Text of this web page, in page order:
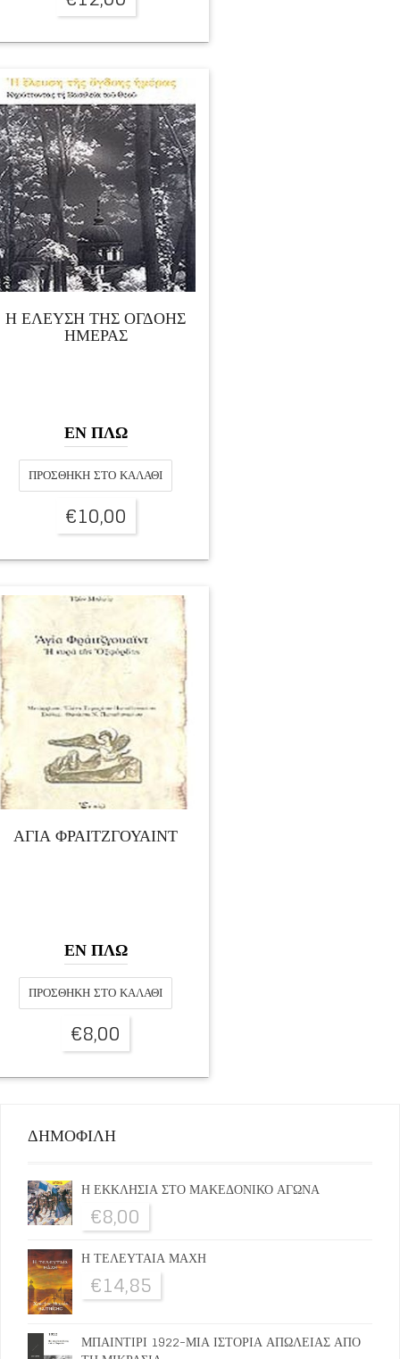
Η ΕΛΕΥΣΗ ΤΗΣ ΟΓΔΟΗΣ
ΗΜΕΡΑΣ
ΕΝ ΠΛΩ
ΠΡΟΣΘΉΚΗ ΣΤΟ ΚΑΛΆΘΙ
€10,00
ΑΓΙΑ ΦΡΑΙΤΖΓΟΥΑΙΝΤ
ΕΝ ΠΛΩ
ΠΡΟΣΘΉΚΗ ΣΤΟ ΚΑΛΆΘΙ
€8,00
ΔΗΜΟΦΙΛΗ
Η ΕΚΚΛΗΣΙΑ ΣΤΟ ΜΑΚΕΔΟΝΙΚΟ ΑΓΩΝΑ
€8,00
Η ΤΕΛΕΥΤΑΙΑ ΜΑΧΗ
€14,85
ΜΠΑΙΝΤΙΡΙ 1922-ΜΙΑ ΙΣΤΟΡΙΑ ΑΠΩΛΕΙΑΣ ΑΠΟ